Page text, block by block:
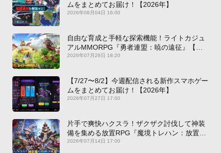
ムをまとめてお届け！【2026年】
2026年08月04日 16:00
自由な育成と手軽な探索機能！ライトカジュ
アルMMORPG『勇者連盟：暁の遠征』【最
新作PICKUP】
2026年07月28日 18:20
【7/27〜8/2】今週配信される新作スマホゲー
ムをまとめてお届け！【2026年】
2026年07月27日 17:00
片手で爽快ハクスラ！ザクザク討伐して神装
備を集める放置RPG『魔境トレハン：放置で
神装備』【最新作PICKUP】
2026年07月14日 17:00